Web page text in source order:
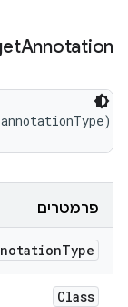
Annotation
פרמטרים
Type
Class